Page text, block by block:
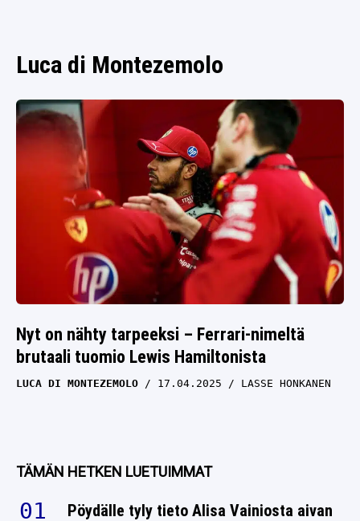
Luca di Montezemolo
Nyt on nähty tarpeeksi – Ferrari-nimeltä
brutaali tuomio Lewis Hamiltonista
LUCA DI MONTEZEMOLO 17.04.2025 LASSE HONKANEN
TÄMÄN HETKEN LUETUIMMAT
Pöydälle tyly tieto Alisa Vainiosta aivan